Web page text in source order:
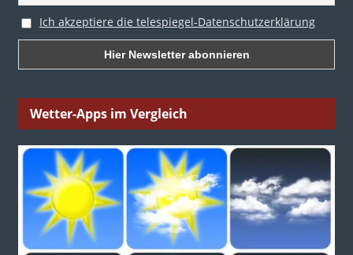
Ich akzeptiere die telespiegel-Datenschutzerklärung
Wetter-Apps im Vergleich